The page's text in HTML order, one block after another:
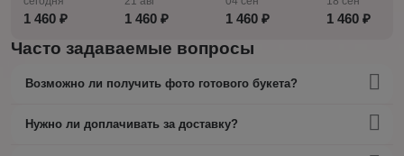
1 460 ₽ 1 460 ₽ 1 460 ₽ 1 460 ₽
Часто задаваемые вопросы
Возможно ли получить фото готового букета?
Нужно ли доплачивать за доставку?